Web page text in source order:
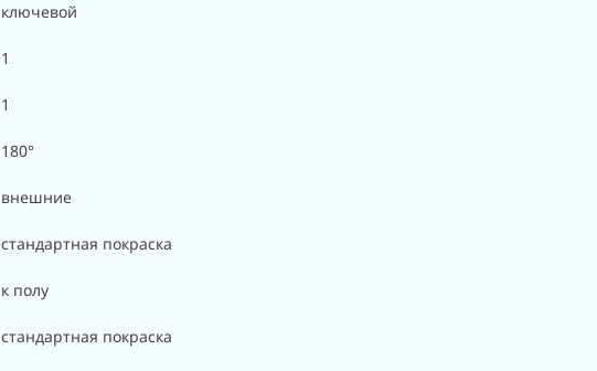
ключевой
1
1
180°
внешние
стандартная покраска
к полу
стандартная покраска